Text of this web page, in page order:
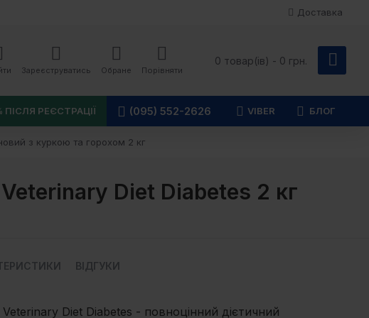
Доставка
Зареєструватись Обране Порівняти
0 товар(ів) - 0 грн.
РЕЄСТРАЦІЇ (095) 552-2626 VIBER БЛОГ
з куркою та горохом 2 кг
Diet Diabetes 2 кг
ВІДГУКИ
Diet Diabetes - повноцінний дієтичний